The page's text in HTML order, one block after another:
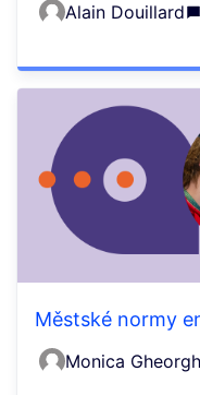
Alain Douillard
Městské normy
Monica